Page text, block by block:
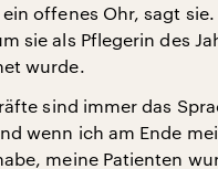
offenes Ohr, sagt
sie als Pflegerin des
wurde.
sind immer das
wenn ich am Ende
meine Patienten